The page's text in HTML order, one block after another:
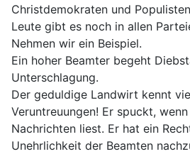
Christdemokraten und
Leute gibt es noch in allen
Nehmen wir ein Beispiel.
Ein hoher Beamter begeht
Unterschlagung.
Der geduldige Landwirt kennt
Veruntreuungen! Er spuckt,
Nachrichten liest. Er hat ein
Unehrlichkeit der Beamten